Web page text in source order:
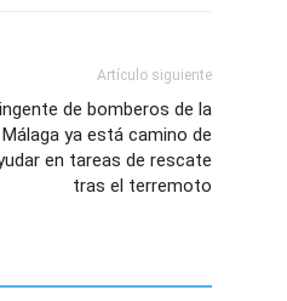
Artículo siguiente
de bomberos de la
ya está camino de
en tareas de rescate
tras el terremoto